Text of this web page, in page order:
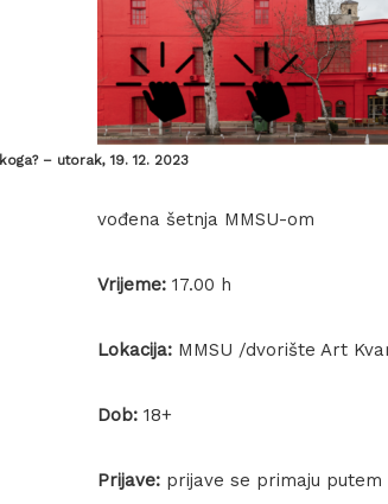
– utorak, 19. 12. 2023
vođena šetnja MMSU-om
Vrijeme: 17.00 h
Lokacija: MMSU /dvorište Art
Dob: 18+
Prijave: prijave se primaju